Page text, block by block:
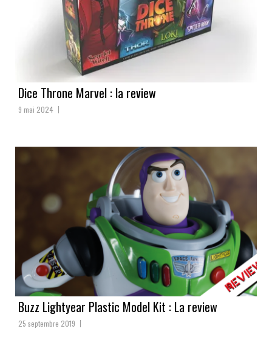
Dice Throne Marvel : la review
9 mai 2024
Buzz Lightyear Plastic Model Kit : La review
25 septembre 2019